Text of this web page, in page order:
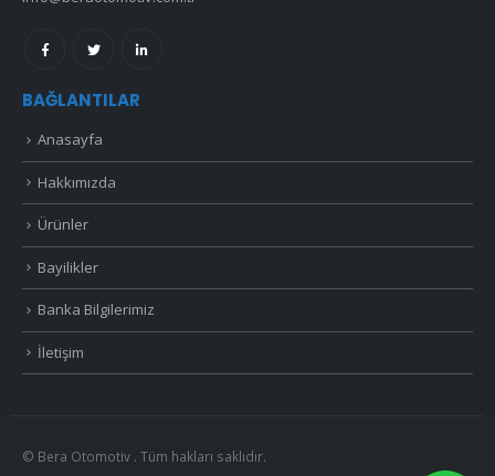
BAĞLANTILAR
Anasayfa
Hakkımızda
Ürünler
Bayilikler
Banka Bilgilerimiz
İletişim
© Bera Otomotiv . Tüm hakları saklıdır.